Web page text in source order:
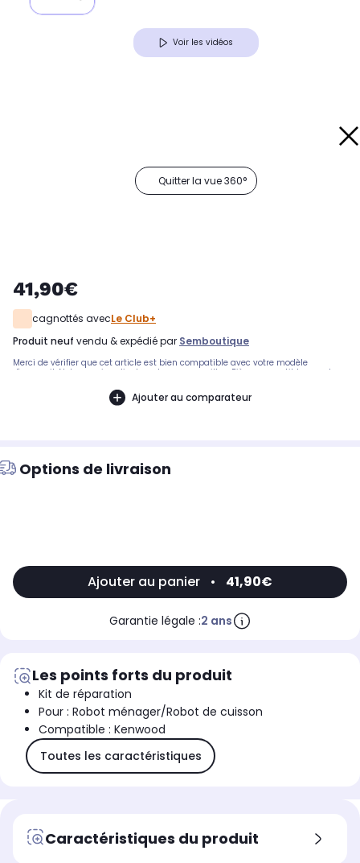
Voir les vidéos
Quitter la vue 360°
41,90€
cagnottés avecLe Club+
produit neuf vendu & expédié par Semboutique
Merci de vérifier que cet article est bien compatible avec votre modèle
d'appareil. Notre service client peut vous conseiller. .Pièce compatible avec les
KVC7300S - TITANIUM - CHEF Ajouter au comparateur
Options de livraison
Ajouter au panier • 41,90€
Garantie légale :2 ans
Les points forts du produit
Kit de réparation
Pour : Robot ménager/Robot de cuisson
Compatible : Kenwood
Toutes les caractéristiques
Caractéristiques du produit